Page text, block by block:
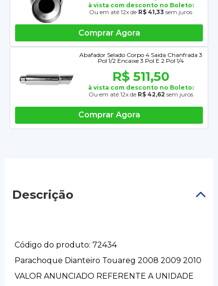
à vista com desconto no Boleto:
Ou em até 12x de R$ 41,33 sem juros
Comprar Agora
Abafador Selado Corpo 4 Saida Chanfrada 3
Pol 1/2 Encaixe 3 Pol E 2 Pol 1/4
R$ 511,50
à vista com desconto no Boleto:
Ou em até 12x de R$ 42,62 sem juros
Comprar Agora
Descrição
Código do produto: 72434
Parachoque Dianteiro Touareg 2008 2009 2010
VALOR ANUNCIADO REFERENTE A UNIDADE